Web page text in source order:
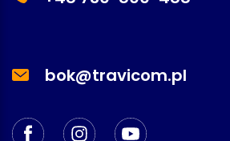
bok@travicom.pl